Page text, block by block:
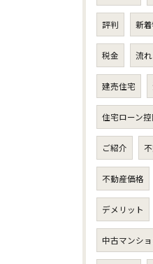
評判 新
税金 流れ
建売住宅
住宅ローン
ご紹介
不動産価格
デメリット
中古マンシ